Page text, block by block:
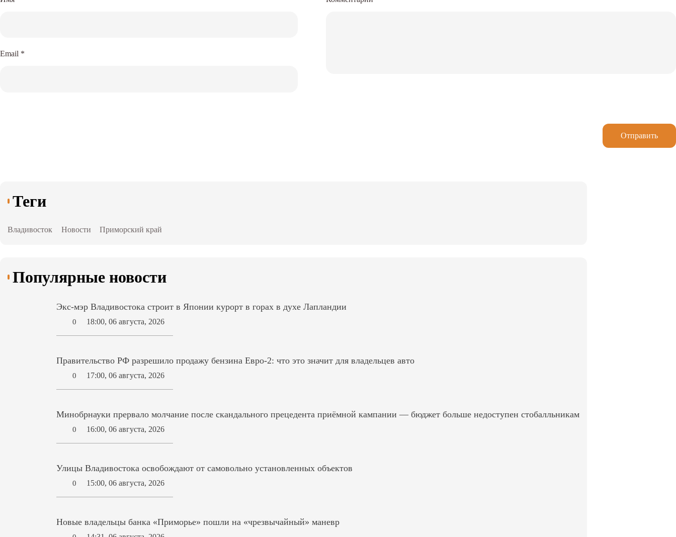
Email *
Отправить
Теги
Владивосток Новости Приморский край
Популярные новости
Экс-мэр Владивостока строит в Японии курорт в горах в духе Лапландии
0 18:00, 06 августа, 2026
Правительство РФ разрешило продажу бензина Евро-2: что это значит для владельцев авто
0 17:00, 06 августа, 2026
Минобрнауки прервало молчание после скандального прецедента приёмной кампании — бюджет больше недоступен стобалльникам
0 16:00, 06 августа, 2026
Улицы Владивостока освобождают от самовольно установленных объектов
0 15:00, 06 августа, 2026
Новые владельцы банка «Приморье» пошли на «чрезвычайный» маневр